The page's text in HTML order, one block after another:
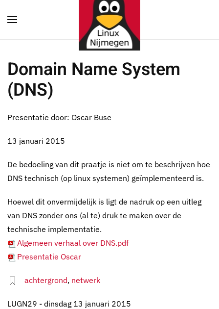
Terug naar hoofdinhoud
Domain Name System
(DNS)
Presentatie door: Oscar Buse
13 januari 2015
De bedoeling van dit praatje is niet om te beschrijven hoe
DNS technisch (op linux systemen) geïmplementeerd is.
Hoewel dit onvermijdelijk is ligt de nadruk op een uitleg
van DNS zonder ons (al te) druk te maken over de
technische implementatie.
Algemeen verhaal over DNS.pdf
Presentatie Oscar
achtergrond, netwerk
LUGN29 - dinsdag 13 januari 2015